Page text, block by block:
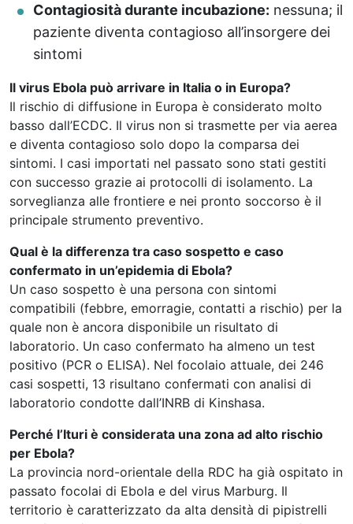
Contagiosità durante incubazione: nessuna; il
paziente diventa contagioso all’insorgere dei
sintomi
Il virus Ebola può arrivare in Italia o in Europa?
Il rischio di diffusione in Europa è considerato molto
basso dall’ECDC. Il virus non si trasmette per via aerea
e diventa contagioso solo dopo la comparsa dei
sintomi. I casi importati nel passato sono stati gestiti
con successo grazie ai protocolli di isolamento. La
sorveglianza alle frontiere e nei pronto soccorso è il
principale strumento preventivo.
Qual è la differenza tra caso sospetto e caso
confermato in un’epidemia di Ebola?
Un caso sospetto è una persona con sintomi
compatibili (febbre, emorragie, contatti a rischio) per la
quale non è ancora disponibile un risultato di
laboratorio. Un caso confermato ha almeno un test
positivo (PCR o ELISA). Nel focolaio attuale, dei 246
casi sospetti, 13 risultano confermati con analisi di
laboratorio condotte dall’INRB di Kinshasa.
Perché l’Ituri è considerata una zona ad alto rischio
per Ebola?
La provincia nord-orientale della RDC ha già ospitato in
passato focolai di Ebola e del virus Marburg. Il
territorio è caratterizzato da alta densità di pipistrelli